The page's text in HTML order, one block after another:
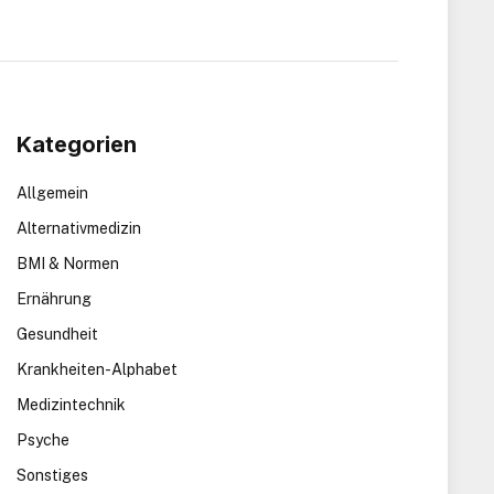
Kategorien
Allgemein
Alternativmedizin
BMI & Normen
Ernährung
Gesundheit
Krankheiten-Alphabet
Medizintechnik
Psyche
Sonstiges